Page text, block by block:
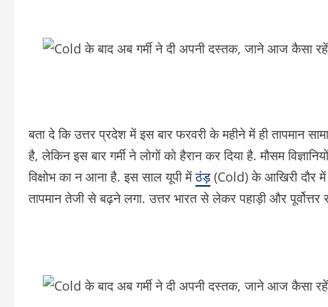
बता दे कि उत्तर प्रदेश में इस बार फरवरी के महीने में ही तापमान
है, लेकिन इस बार गर्मी ने लोगों को हैरान कर दिया है. मौसम
विक्षोभ का न आना है. इस साल यूपी मेंठंड़(Cold) के आखिरी दौर
तापमान तेजी से बढ़ने लगा. उत्तर भारत से लेकर पहाड़ी और पूर्वोत्तर